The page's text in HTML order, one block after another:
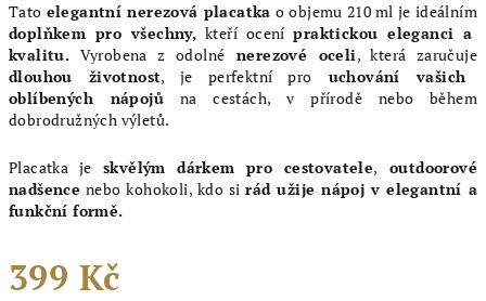
Tato elegantní nerezová placatka o objemu 210 ml je ideálním
doplňkem pro všechny, kteří ocenípraktickou eleganci a
kvalitu. Vyrobena z odolné nerezové oceli, která zaručuje
dlouhou životnost, je perfektní pro uchování vašich
oblíbených nápojů na cestách, v přírodě nebo během
dobrodružných výletů.
Placatka je skvělým dárkem pro cestovatele, outdoorové
nadšence nebo kohokoli, kdo sirád užije nápoj v elegantní a
funkční formě.
399 Kč